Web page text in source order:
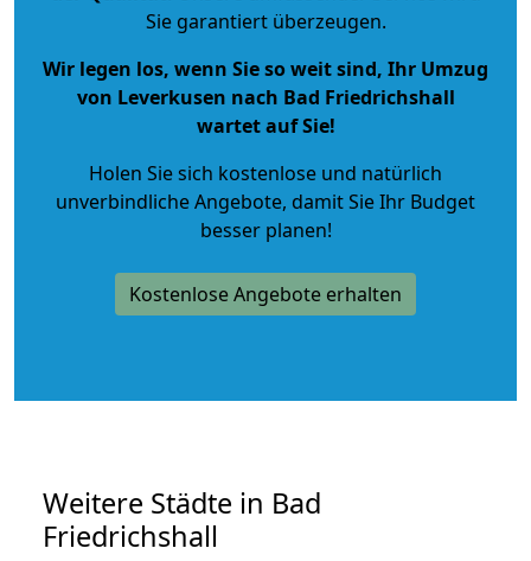
Sie garantiert überzeugen.
Wir legen los, wenn Sie so weit sind, Ihr Umzug
von Leverkusen nach Bad Friedrichshall
wartet auf Sie!
Holen Sie sich kostenlose und natürlich
unverbindliche Angebote, damit Sie Ihr Budget
besser planen!
Kostenlose Angebote erhalten
Weitere Städte in Bad
Friedrichshall